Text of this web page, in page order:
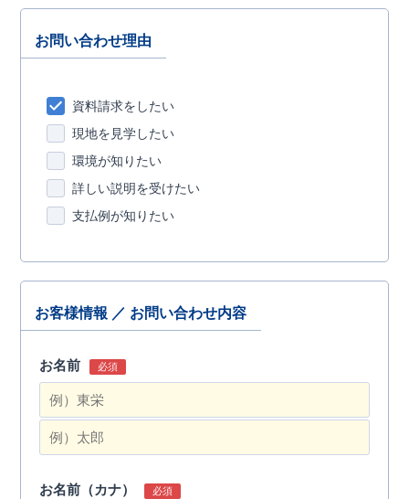
お問い合わせ理由
資料請求をしたい
現地を見学したい
環境が知りたい
詳しい説明を受けたい
支払例が知りたい
お客様情報 ／ お問い合わせ内容
お名前 必須
お名前（カナ） 必須